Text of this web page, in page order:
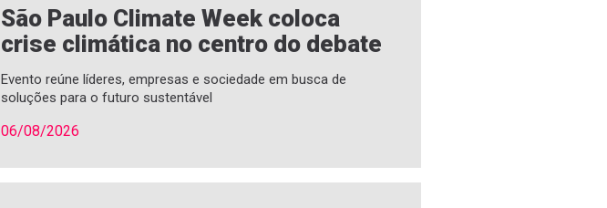
São Paulo Climate Week coloca
crise climática no centro do debate
Evento reúne líderes, empresas e sociedade em busca de
soluções para o futuro sustentável
06/08/2026